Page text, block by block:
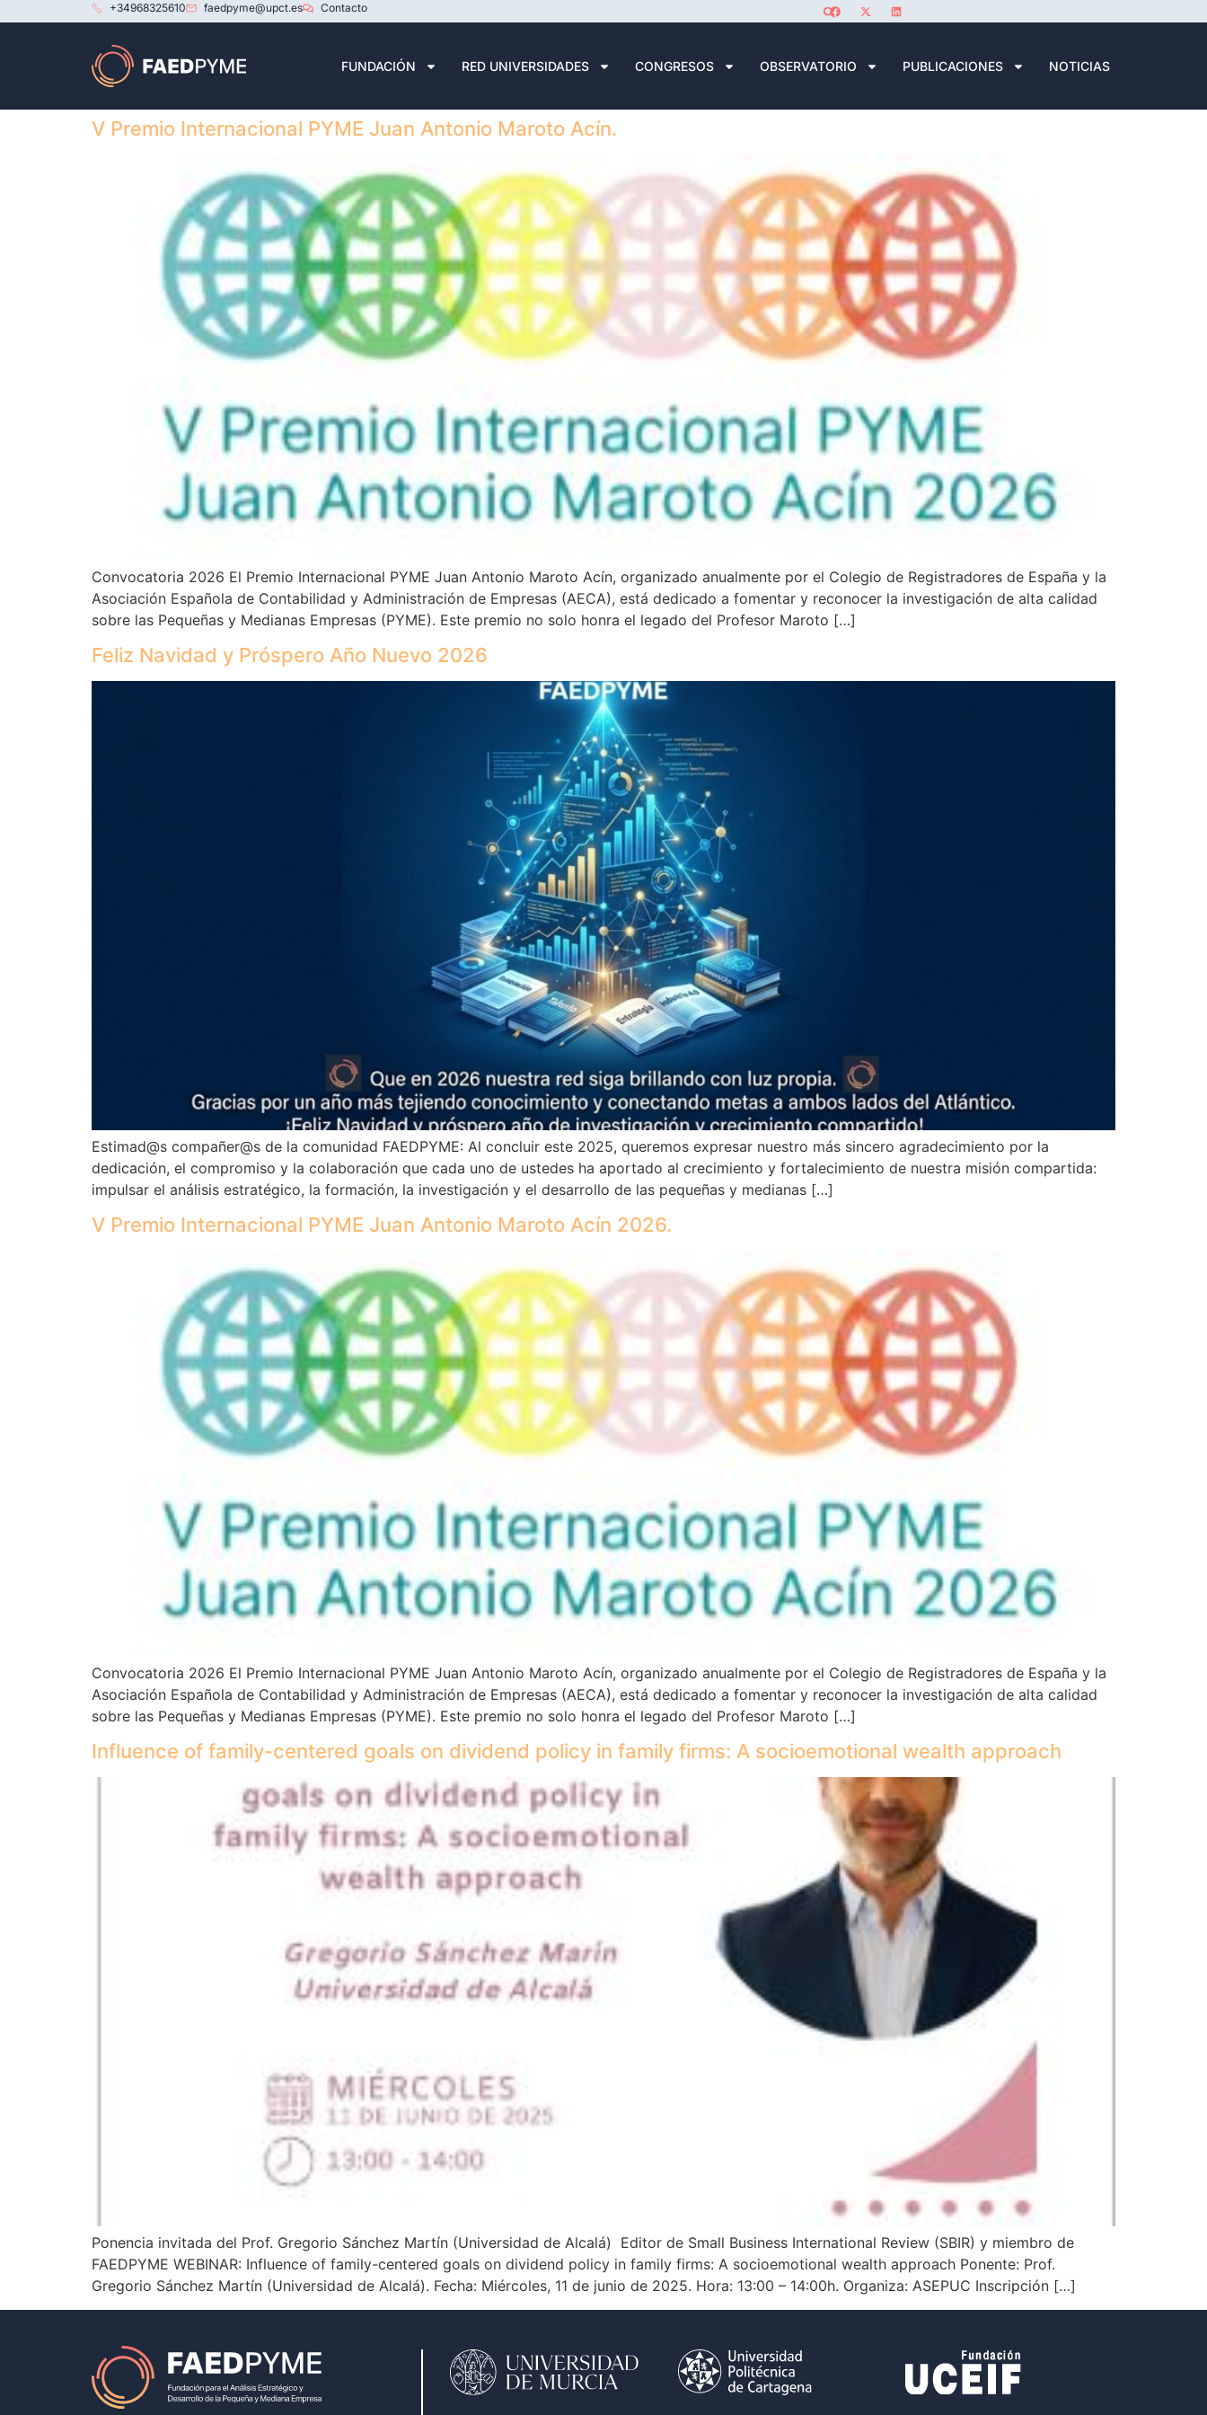
+34968325610 faedpyme@upct.es Contacto
FUNDACIÓN RED UNIVERSIDADES CONGRESOS OBSERVATORIO PUBLICACIONES NOTICIAS
V Premio Internacional PYME Juan Antonio Maroto Acín.
Convocatoria 2026 El Premio Internacional PYME Juan Antonio Maroto Acín, organizado anualmente por el Colegio de Registradores de España y la
Asociación Española de Contabilidad y Administración de Empresas (AECA), está dedicado a fomentar y reconocer la investigación de alta calidad
sobre las Pequeñas y Medianas Empresas (PYME). Este premio no solo honra el legado del Profesor Maroto […]
Feliz Navidad y Próspero Año Nuevo 2026
Estimad@s compañer@s de la comunidad FAEDPYME: Al concluir este 2025, queremos expresar nuestro más sincero agradecimiento por la
dedicación, el compromiso y la colaboración que cada uno de ustedes ha aportado al crecimiento y fortalecimiento de nuestra misión compartida:
impulsar el análisis estratégico, la formación, la investigación y el desarrollo de las pequeñas y medianas […]
V Premio Internacional PYME Juan Antonio Maroto Acín 2026.
Convocatoria 2026 El Premio Internacional PYME Juan Antonio Maroto Acín, organizado anualmente por el Colegio de Registradores de España y la
Asociación Española de Contabilidad y Administración de Empresas (AECA), está dedicado a fomentar y reconocer la investigación de alta calidad
sobre las Pequeñas y Medianas Empresas (PYME). Este premio no solo honra el legado del Profesor Maroto […]
Influence of family-centered goals on dividend policy in family firms: A socioemotional wealth approach
Ponencia invitada del Prof. Gregorio Sánchez Martín (Universidad de Alcalá) Editor de Small Business International Review (SBIR) y miembro de
FAEDPYME WEBINAR: Influence of family-centered goals on dividend policy in family firms: A socioemotional wealth approach Ponente: Prof.
Gregorio Sánchez Martín (Universidad de Alcalá). Fecha: Miércoles, 11 de junio de 2025. Hora: 13:00 – 14:00h. Organiza: ASEPUC Inscripción […]